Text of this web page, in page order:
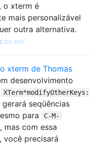
o xterm é
mais personalizável
outra alternativa.
be evil'
o xterm de Thomas
desenvolvimento
XTerm*modifyOtherKeys:
seqüências
para
C-M-
mas com essa
você precisará